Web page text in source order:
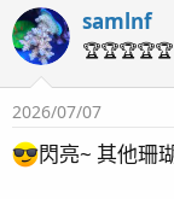
c
t
o
n
：
samlnf
🏆🏆🏆🏆🏆
2026/07/07
閃亮~ 其他珊